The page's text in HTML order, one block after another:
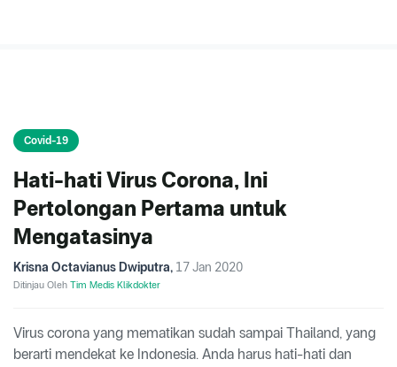
Covid-19
Hati-hati Virus Corona, Ini
Pertolongan Pertama untuk
Mengatasinya
Krisna Octavianus Dwiputra, 17 Jan 2020
Ditinjau Oleh Tim Medis Klikdokter
Virus corona yang mematikan sudah sampai Thailand, yang
berarti mendekat ke Indonesia. Anda harus hati-hati dan